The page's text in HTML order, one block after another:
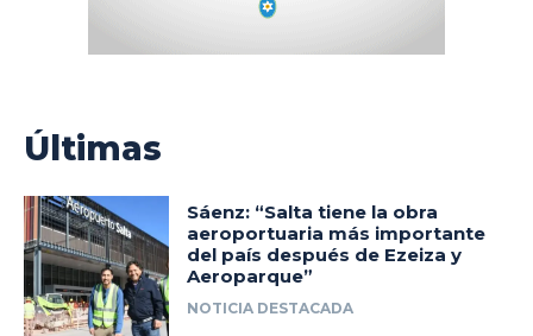
Últimas
Sáenz: “Salta tiene la obra
aeroportuaria más importante
del país después de Ezeiza y
Aeroparque”
NOTICIA DESTACADA